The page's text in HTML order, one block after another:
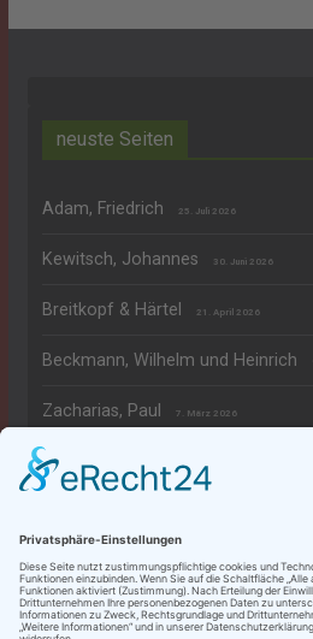
neuste Seiten
Adam, Friedrich 25. Juli 2026
Kewitsch, Johannes 30. Juni 2026
Breitkopf & Härtel 21. April 2026
Beckmann, Wilhelm und Heinrich
Zacharias, Paul 7. März 2026
Rechtliches
Datenschutzerklärung
Impressum